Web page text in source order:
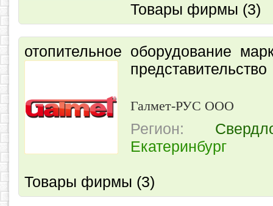
Товары фирмы (3)
отопительное оборудование
представительство
Галмет-РУС ООО
Регион:
Екатеринбург
Товары фирмы (3)